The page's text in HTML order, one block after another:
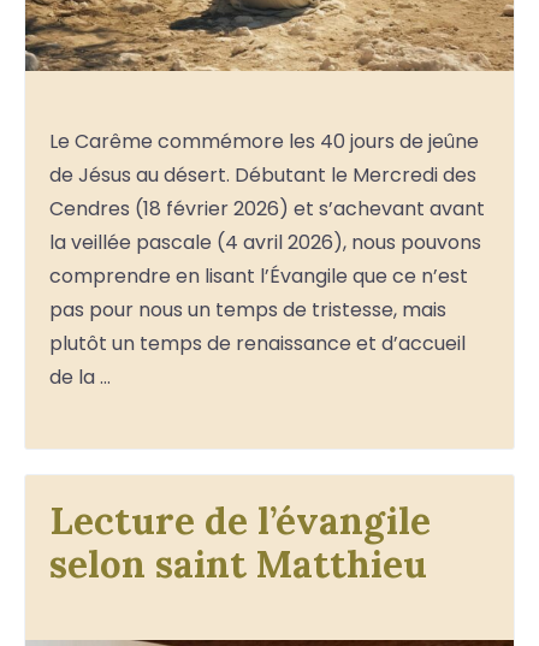
Le Carême commémore les 40 jours de jeûne
de Jésus au désert. Débutant le Mercredi des
Cendres (18 février 2026) et s’achevant avant
la veillée pascale (4 avril 2026), nous pouvons
comprendre en lisant l’Évangile que ce n’est
pas pour nous un temps de tristesse, mais
plutôt un temps de renaissance et d’accueil
de la …
Lecture de l’évangile
selon saint Matthieu